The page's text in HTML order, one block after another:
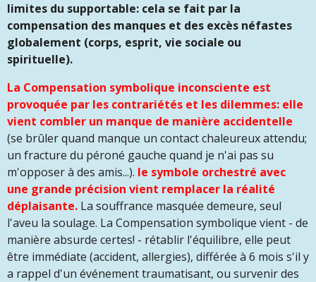
limites du supportable: cela se fait par la
compensation des manques et des excès néfastes
globalement (corps, esprit, vie sociale ou
spirituelle).
La Compensation symbolique inconsciente est
provoquée par les contrariétés et les dilemmes: elle
vient combler un manque de manière accidentelle
(se brûler quand manque un contact chaleureux attendu;
un fracture du péroné gauche quand je n'ai pas su
m'opposer à des amis...). le symbole orchestré avec
une grande précision vient remplacer la réalité
déplaisante. La souffrance masquée demeure, seul
l'aveu la soulage. La Compensation symbolique vient - de
manière absurde certes! - rétablir l'équilibre, elle peut
être immédiate (accident, allergies), différée à 6 mois s'il y
a rappel d'un événement traumatisant, ou survenir des